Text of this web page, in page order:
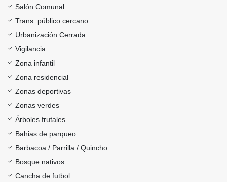
Salón Comunal
Trans. público cercano
Urbanización Cerrada
Vigilancia
Zona infantil
Zona residencial
Zonas deportivas
Zonas verdes
Árboles frutales
Bahias de parqueo
Barbacoa / Parrilla / Quincho
Bosque nativos
Cancha de futbol